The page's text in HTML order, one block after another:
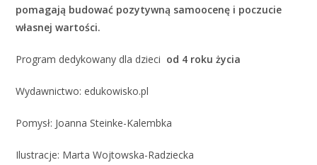
pomagają budować pozytywną samoocenę i poczucie
własnej wartości.
Program dedykowany dla dzieci od 4 roku życia
Wydawnictwo: edukowisko.pl
Pomysł: Joanna Steinke-Kalembka
Ilustracje: Marta Wojtowska-Radziecka